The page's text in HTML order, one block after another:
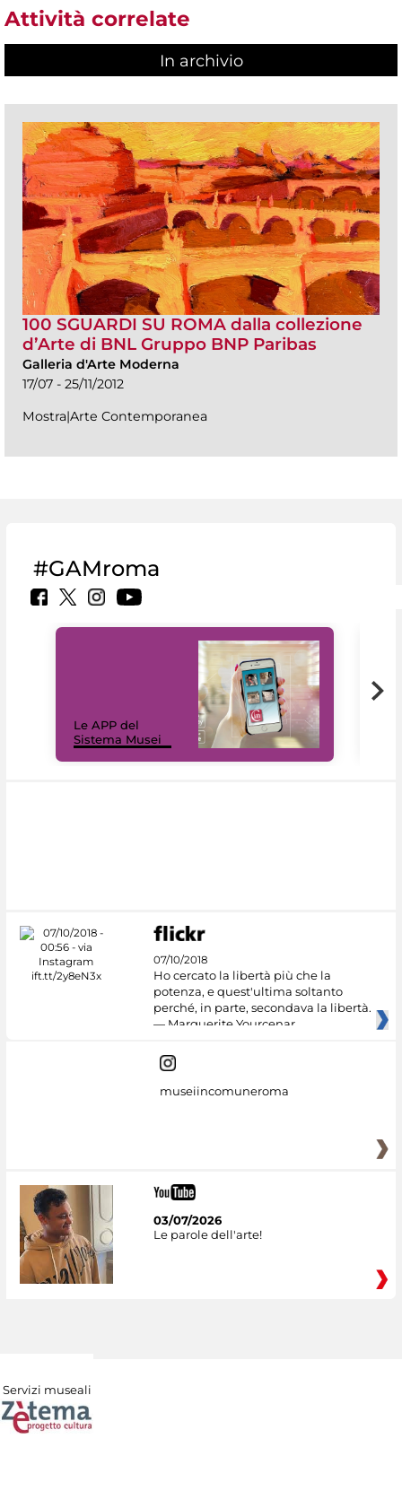
Attività correlate
In archivio
100 SGUARDI SU ROMA dalla collezione
d’Arte di BNL Gruppo BNP Paribas
Galleria d'Arte Moderna
17/07 - 25/11/2012
Mostra|Arte Contemporanea
#GAMroma
Le APP del
Sistema Musei
07/10/2018
Ho cercato la libertà più che la
potenza, e quest'ultima soltanto
perché, in parte, secondava la libertà.
— Marguerite Yourcenar
museiincomuneroma
03/07/2026
Le parole dell'arte!
Servizi museali